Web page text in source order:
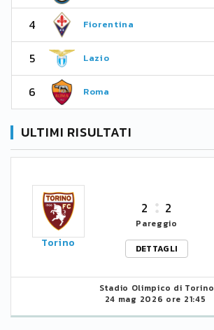
4 Fiorentina
5 Lazio
6 Roma
ULTIMI RISULTATI
Torino
2 2
Pareggio
DETTAGLI
Stadio Olimpico di Torino
24 mag 2026 ore 21:45